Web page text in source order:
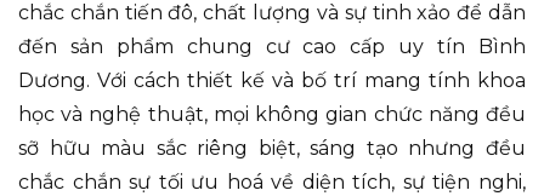
chắc chắn tiến đô, chất lượng và sự tinh xảo để dẫn
đến sản phẩm chung cư cao cấp uy tín Bình
Dương. Với cách thiết kế và bố trí mang tính khoa
học và nghệ thuật, mọi không gian chức năng đều
sỡ hữu màu sắc riêng biệt, sáng tạo nhưng đều
chắc chắn sự tối ưu hoá về diện tích, sự tiện nghi,